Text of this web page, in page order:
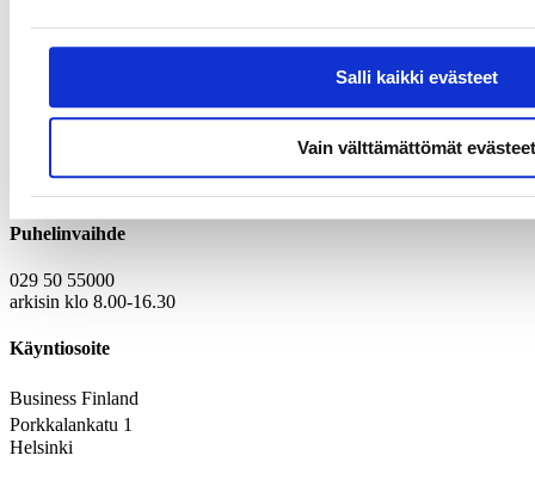
Salli kaikki evästeet
Vain välttämättömät evästeet
tapahtumapaikan kapasiteetti on täytetty).
Yhteystiedot
Laskutustiedot
Puhelinvaihde
029 50 55000
arkisin klo 8.00-16.30
Käyntiosoite
Business Finland
Porkkalankatu 1
Helsinki